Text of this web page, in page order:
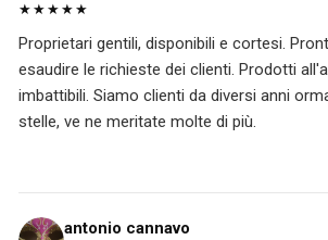
★★★★★
Proprietari gentili, disponibili e cortesi.
esaudire le richieste dei clienti. Prodotti
imbattibili. Siamo clienti da diversi anni
stelle, ve ne meritate molte di più.
antonio cannavo